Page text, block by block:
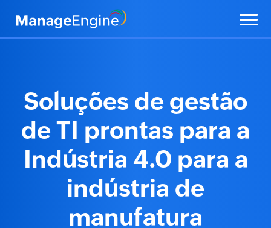
Soluções de gestão
de TI prontas para a
Indústria 4.0 para a
indústria de
manufatura